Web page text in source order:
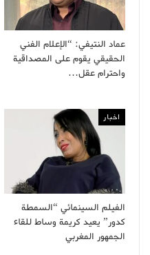
عماد النتيفي: “الإعلام الفني
الحقيقي يقوم على المصداقية
واحترام عقل…
اخبار
الفيلم السينمائي “السمطة
كدور” يعيد كريمة وساط للقاء
الجمهور المغربي